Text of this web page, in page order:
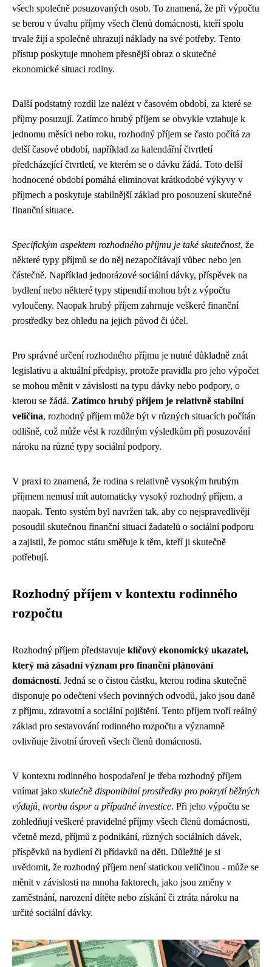
všech společně posuzovaných osob. To znamená, že při výpočtu
se berou v úvahu příjmy všech členů domácnosti, kteří spolu
trvale žijí a společně uhrazují náklady na své potřeby. Tento
přístup poskytuje mnohem přesnější obraz o skutečné
ekonomické situaci rodiny.
Další podstatný rozdíl lze nalézt v časovém období, za které se
příjmy posuzují. Zatímco hrubý příjem se obvykle vztahuje k
jednomu měsíci nebo roku, rozhodný příjem se často počítá za
delší časové období, například za kalendářní čtvrtletí
předcházející čtvrtletí, ve kterém se o dávku žádá. Toto delší
hodnocené období pomáhá eliminovat krátkodobé výkyvy v
příjmech a poskytuje stabilnější základ pro posouzení skutečné
finanční situace.
Specifickým aspektem rozhodného příjmu je také skutečnost, že
některé typy příjmů se do něj nezapočítávají vůbec nebo jen
částečně. Například jednorázové sociální dávky, příspěvek na
bydlení nebo některé typy stipendií mohou být z výpočtu
vyloučeny. Naopak hrubý příjem zahrnuje veškeré finanční
prostředky bez ohledu na jejich původ či účel.
Pro správné určení rozhodného příjmu je nutné důkladně znát
legislativu a aktuální předpisy, protože pravidla pro jeho výpočet
se mohou měnit v závislosti na typu dávky nebo podpory, o
kterou se žádá. Zatímco hrubý příjem je relativně stabilní
veličina, rozhodný příjem může být v různých situacích počítán
odlišně, což může vést k rozdílným výsledkům při posuzování
nároku na různé typy sociální podpory.
V praxi to znamená, že rodina s relativně vysokým hrubým
příjmem nemusí mít automaticky vysoký rozhodný příjem, a
naopak. Tento systém byl navržen tak, aby co nejspravedlivěji
posoudil skutečnou finanční situaci žadatelů o sociální podporu
a zajistil, že pomoc státu směřuje k těm, kteří ji skutečně
potřebují.
Rozhodný příjem v kontextu rodinného
rozpočtu
Rozhodný příjem představuje klíčový ekonomický ukazatel,
který má zásadní význam pro finanční plánování
domácností. Jedná se o čistou částku, kterou rodina skutečně
disponuje po odečtení všech povinných odvodů, jako jsou daně
z příjmu, zdravotní a sociální pojištění. Tento příjem tvoří reálný
základ pro sestavování rodinného rozpočtu a významně
ovlivňuje životní úroveň všech členů domácnosti.
V kontextu rodinného hospodaření je třeba rozhodný příjem
vnímat jako skutečně disponibilní prostředky pro pokrytí běžných
výdajů, tvorbu úspor a případné investice. Při jeho výpočtu se
zohledňují veškeré pravidelné příjmy všech členů domácnosti,
včetně mezd, příjmů z podnikání, různých sociálních dávek,
příspěvků na bydlení či přídavků na děti. Důležité je si
uvědomit, že rozhodný příjem není statickou veličinou - může se
měnit v závislosti na mnoha faktorech, jako jsou změny v
zaměstnání, narození dítěte nebo získání či ztráta nároku na
určité sociální dávky.